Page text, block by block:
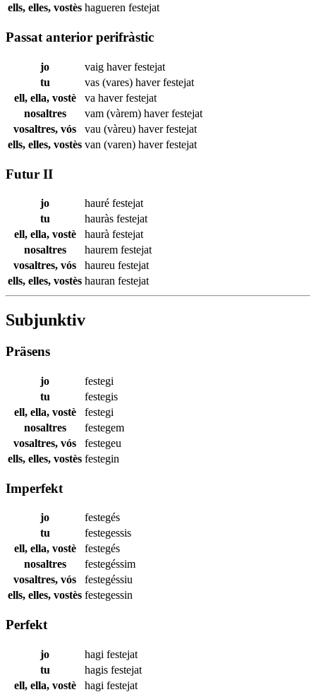
ells, elles, vostès hagueren festejat
Passat anterior perifràstic
jo vaig haverfestejat
tu
vas (vares) haverfestejat
ell, ella, vostè
va haverfestejat
nosaltres
vam (vàrem) haverfestejat
vosaltres, vós
vau (vàreu) haverfestejat
ells, elles, vostès van (varen) haverfestejat
Futur II
jo hauré festejat
tu
hauràs festejat
ell, ella, vostè
haurà festejat
nosaltres
haurem festejat
vosaltres, vós
haureu festejat
ells, elles, vostès hauran festejat
Subjunktiv
Präsens
jo
festegi
tu
festegis
ell, ella, vostè
festegi
nosaltres
festegem
vosaltres, vós
festegeu
ells, elles, vostès festegin
Imperfekt
jo
festegés
tu
festegessis
ell, ella, vostè
festegés
nosaltres
festegéssim
vosaltres, vós
festegéssiu
ells, elles, vostès festegessin
Perfekt
jo hagi festejat
tu
hagis festejat
ell, ella, vostè
hagi festejat